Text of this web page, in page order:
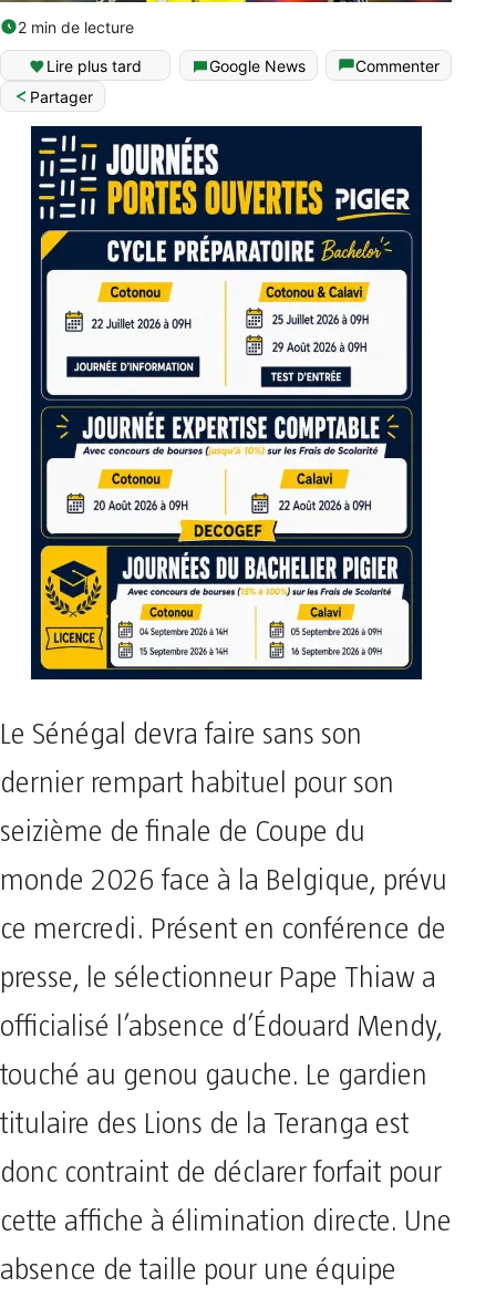
2 min de lecture
Lire plus tard Google News
Commenter
Partager
Le Sénégal devra faire sans son
dernier rempart habituel pour son
seizième de finale de Coupe du
monde 2026 face à la Belgique, prévu
ce mercredi. Présent en conférence de
presse, le sélectionneur Pape Thiaw a
officialisé l’absence d’Édouard Mendy,
touché au genou gauche. Le gardien
titulaire des Lions de la Teranga est
donc contraint de déclarer forfait pour
cette affiche à élimination directe. Une
absence de taille pour une équipe